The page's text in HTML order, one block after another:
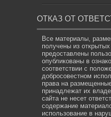
ОТКАЗ ОТ
Все материалы,
получены из открытых
предоставлены
опубликованы в
соответствии с
добросовестном
права на
принадлежат их
сайта не несет
содержание
использование в